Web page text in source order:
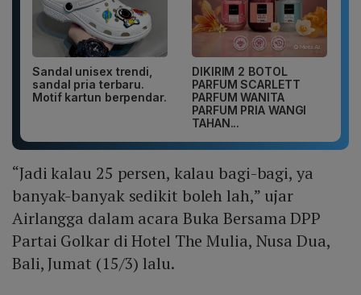
Sandal unisex trendi,
sandal pria terbaru.
Motif kartun berpendar.
DIKIRIM 2 BOTOL
PARFUM SCARLETT
PARFUM WANITA
PARFUM PRIA WANGI
TAHAN...
“Jadi kalau 25 persen, kalau bagi-bagi, ya
banyak-banyak sedikit boleh lah,” ujar
Airlangga dalam acara Buka Bersama DPP
Partai Golkar di Hotel The Mulia, Nusa Dua,
Bali, Jumat (15/3) lalu.